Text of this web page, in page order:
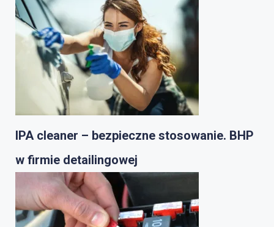
IPA cleaner – bezpieczne stosowanie. BHP
w firmie detailingowej